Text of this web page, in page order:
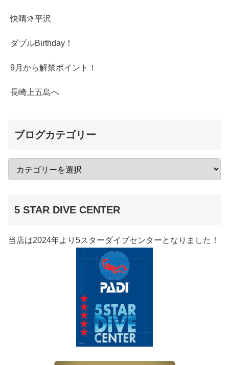
快晴🌞平沢
ダブルBirthday！
9月から解禁ポイント！
長崎上五島へ
ブログカテゴリー
5 STAR DIVE CENTER
当店は2024年より5スターダイブセンターとなりました！